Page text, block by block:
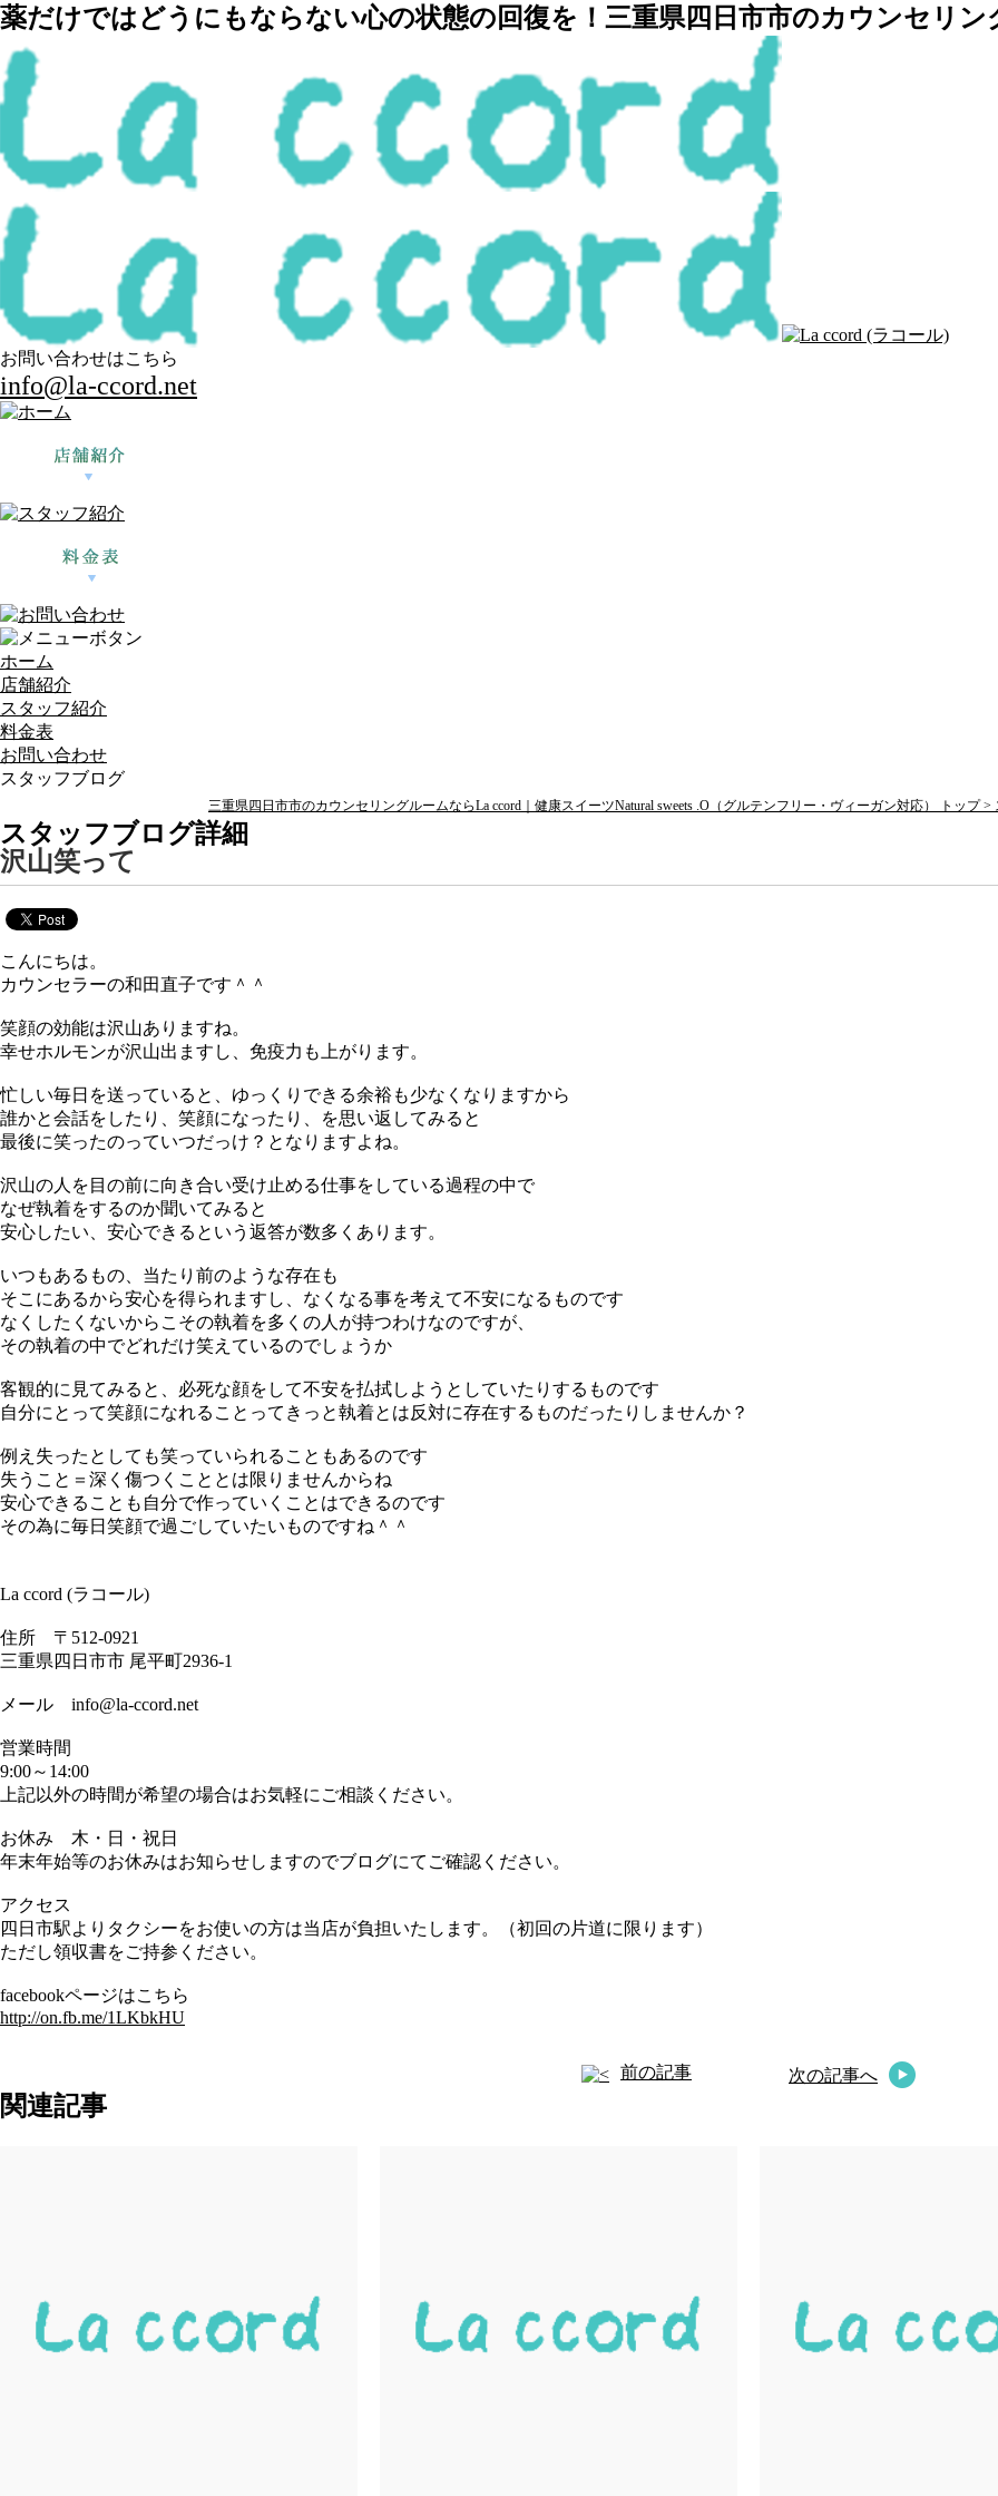
薬だけではどうにもならない心の状態の回復を！三重県四日市市のカウンセリン
お問い合わせはこちら
info@la-ccord.net
ホーム
店舗紹介
スタッフ紹介
料金表
お問い合わせ
スタッフブログ
三重県四日市市のカウンセリングルームならLa ccord｜健康スイーツNatural sweets .O（グルテンフリー・ヴィーガン対応） トップ >
スタッフブログ詳細
沢山笑って
こんにちは。
カウンセラーの和田直子です＾＾
笑顔の効能は沢山ありますね。
幸せホルモンが沢山出ますし、免疫力も上がります。
忙しい毎日を送っていると、ゆっくりできる余裕も少なくなりますから
誰かと会話をしたり、笑顔になったり、を思い返してみると
最後に笑ったのっていつだっけ？となりますよね。
沢山の人を目の前に向き合い受け止める仕事をしている過程の中で
なぜ執着をするのか聞いてみると
安心したい、安心できるという返答が数多くあります。
いつもあるもの、当たり前のような存在も
そこにあるから安心を得られますし、なくなる事を考えて不安になるものです
なくしたくないからこその執着を多くの人が持つわけなのですが、
その執着の中でどれだけ笑えているのでしょうか
客観的に見てみると、必死な顔をして不安を払拭しようとしていたりするものです
自分にとって笑顔になれることってきっと執着とは反対に存在するものだったりしませんか？
例え失ったとしても笑っていられることもあるのです
失うこと＝深く傷つくこととは限りませんからね
安心できることも自分で作っていくことはできるのです
その為に毎日笑顔で過ごしていたいものですね＾＾
La ccord (ラコール)
住所 〒512-0921
三重県四日市市 尾平町2936-1
メール info@la-ccord.net
営業時間
9:00～14:00
上記以外の時間が希望の場合はお気軽にご相談ください。
お休み 木・日・祝日
年末年始等のお休みはお知らせしますのでブログにてご確認ください。
アクセス
四日市駅よりタクシーをお使いの方は当店が負担いたします。（初回の片道に限ります）
ただし領収書をご持参ください。
facebookページはこちら
http://on.fb.me/1LKbkHU
前の記事 次の記事へ
関連記事